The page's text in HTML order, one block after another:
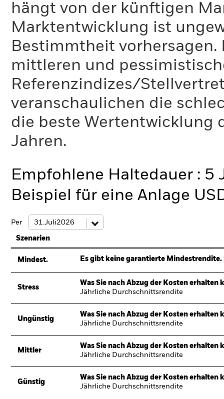
hängt von der künftigen
Marktentwicklung ist
Bestimmtheit
mittleren und
Referenzindizes/
veranschaulichen die
die beste Wertentwicklung
Jahren.
Empfohlene Haltedauer : 5
Beispiel für eine Anlage
Per
Szenarien
Mindest. Es gibt keine garantierte
Stress
Was Sie nach Abzug der Kosten erhalten
Jährliche Durchschnittsrendite
Ungünstig
Was Sie nach Abzug der Kosten erhalten
Jährliche Durchschnittsrendite
Mittler
Was Sie nach Abzug der Kosten erhalten
Jährliche Durchschnittsrendite
Günstig
Was Sie nach Abzug der Kosten erhalten
Jährliche Durchschnittsrendite